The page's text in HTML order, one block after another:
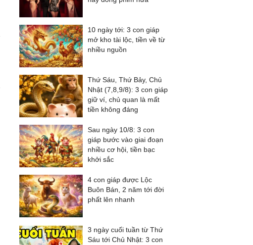
10 ngày tới: 3 con giáp
mở kho tài lộc, tiền về từ
nhiều nguồn
Thứ Sáu, Thứ Bảy, Chủ
Nhật (7,8,9/8): 3 con giáp
giữ ví, chủ quan là mất
tiền không đáng
Sau ngày 10/8: 3 con
giáp bước vào giai đoạn
nhiều cơ hội, tiền bạc
khởi sắc
4 con giáp được Lộc
Buôn Bán, 2 năm tới đời
phất lên nhanh
3 ngày cuối tuần từ Thứ
Sáu tới Chủ Nhật: 3 con